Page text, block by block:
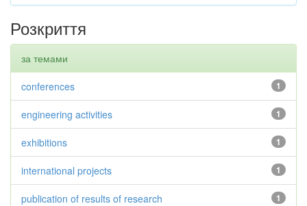
Розкриття
за темами
1
conferences
1
engineering activities
1
exhibitions
1
international projects
1
publication of results of research